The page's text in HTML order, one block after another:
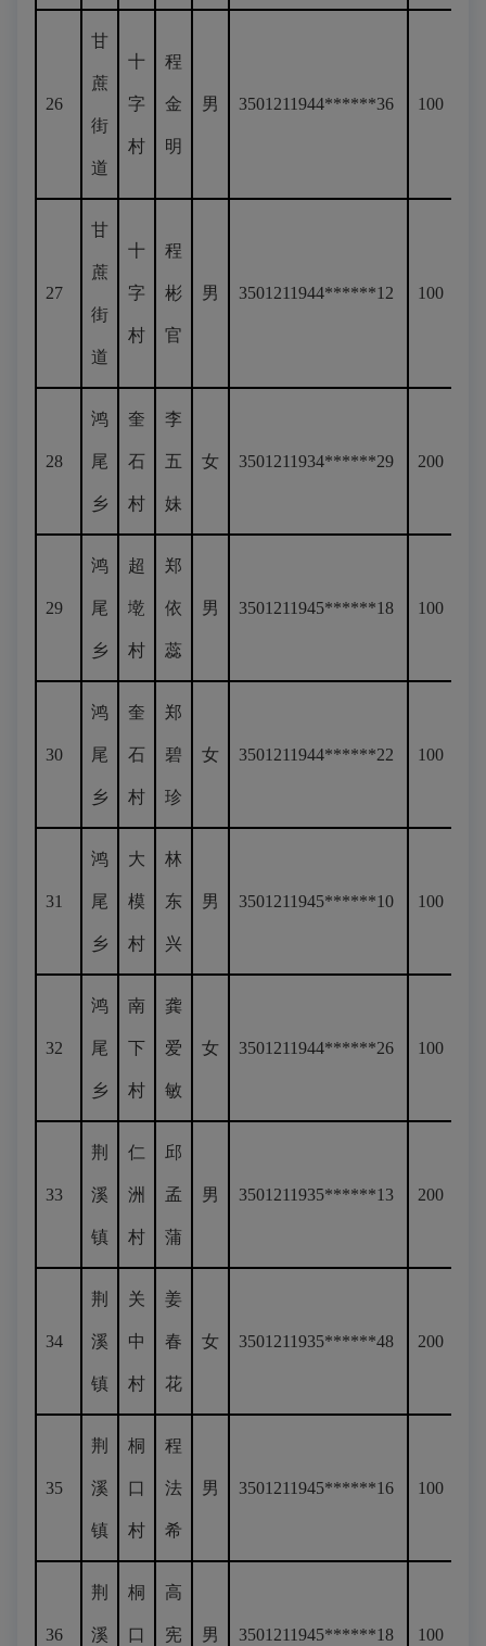
26
甘
蔗
街
道
十
字
村
程
金
明
男 3501211944******36 100
27
甘
蔗
街
道
十
字
村
程
彬
官
男 3501211944******12 100
28
鸿
尾
乡
奎
石
村
李
五
妹
女 3501211934******29 200
29
鸿
尾
乡
超
墘
村
郑
依
蕊
男 3501211945******18 100
30
鸿
尾
乡
奎
石
村
郑
碧
珍
女 3501211944******22 100
31
鸿
尾
乡
大
模
村
林
东
兴
男 3501211945******10 100
32
鸿
尾
乡
南
下
村
龚
爱
敏
女 3501211944******26 100
33
荆
溪
镇
仁
洲
村
邱
孟
蒲
男 3501211935******13 200
34
荆
溪
镇
关
中
村
姜
春
花
女 3501211935******48 200
35
荆
溪
镇
桐
口
村
程
法
希
男 3501211945******16 100
36
荆
溪
桐
口
高
宪 男 3501211945******18 100